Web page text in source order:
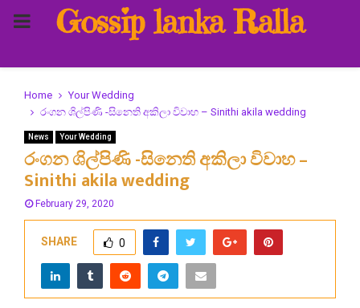
PRIMARY
MENU
Gossip lanka Ralla
Home
Your Wedding
රංගන ශිල්පිණි -සිනෙති අකිලා විවාහ – Sinithi akila wedding
News Your Wedding
රංගන ශිල්පිණි -සිනෙති අකිලා විවාහ –
Sinithi akila wedding
February 29, 2020
SHARE 0